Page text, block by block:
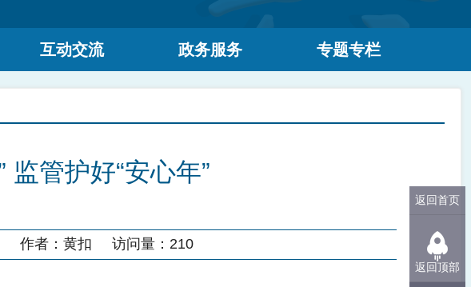
互动交流 政务服务 专题专栏
监管护好“安心年”
作者： 黄扣 访问量： 210
返回首页
返回顶部